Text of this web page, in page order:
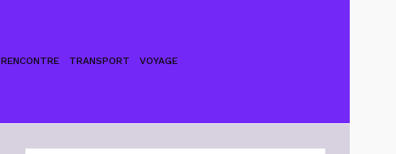
RENCONTRE TRANSPORT VOYAGE